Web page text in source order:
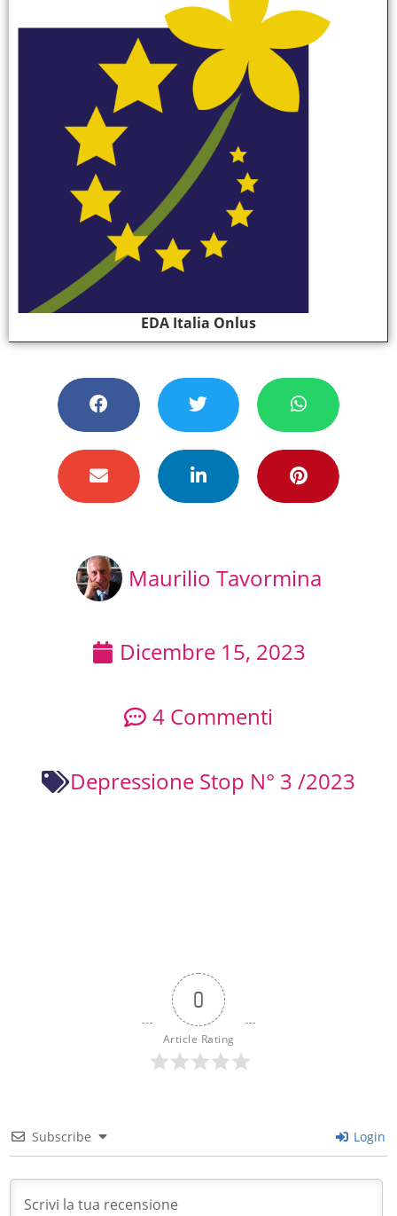
EDA Italia Onlus
Maurilio Tavormina
Dicembre 15, 2023
4 Commenti
Depressione Stop N° 3 /2023
0
Article Rating
Subscribe Login